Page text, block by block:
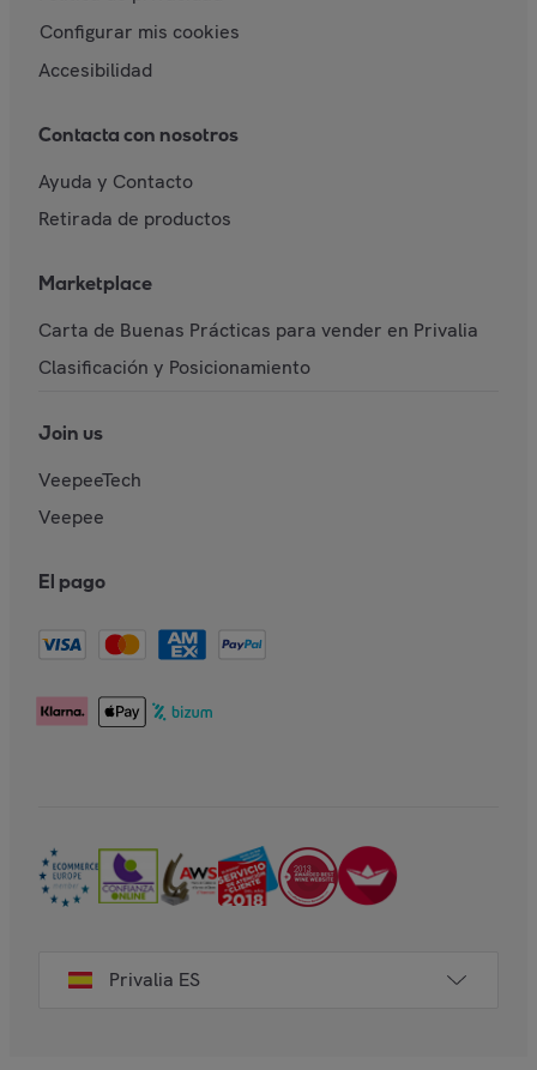
Configurar mis cookies
Accesibilidad
Contacta con nosotros
Ayuda y Contacto
Retirada de productos
Marketplace
Carta de Buenas Prácticas para vender en Privalia
Clasificación y Posicionamiento
Join us
VeepeeTech
Veepee
El pago
Privalia ES